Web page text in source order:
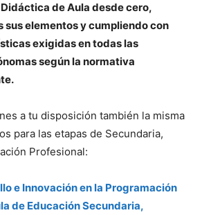
de Aula desde cero,
sus elementos y cumpliendo con
exigidas en todas las
según la normativa
a tu disposición también la misma
para las etapas de Secundaria,
Profesional:
e Innovación en la Programación
de Educación Secundaria,